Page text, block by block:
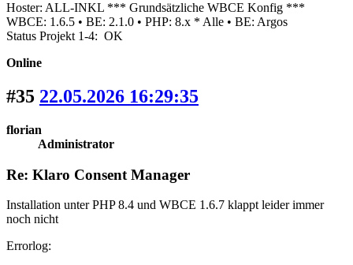
Hoster: ALL-INKL *** Grundsätzliche WBCE Konfig ***
WBCE: 1.6.5 • BE: 2.1.0 • PHP: 8.x * Alle • BE: Argos
Status Projekt 1-4: OK
Online
#35 22.05.2026 16:29:35
florian
Administrator
Re: Klaro Consent Manager
Installation unter PHP 8.4 und WBCE 1.6.7 klappt leider immer
noch nicht
Errorlog: